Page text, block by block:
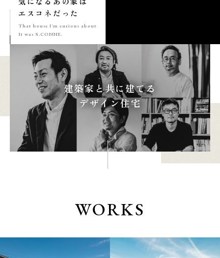
アクセスマップ
プライバシーポリシー
本社
053-488-5127
10:00〜19:00 水曜定休
浜松店
053-430-5123
10:00〜19:00 水曜定休
エスコネ だった
That house I'm curious about
It was S.CONNE.
建築家と共に建てる
デザイン住宅
WORKS